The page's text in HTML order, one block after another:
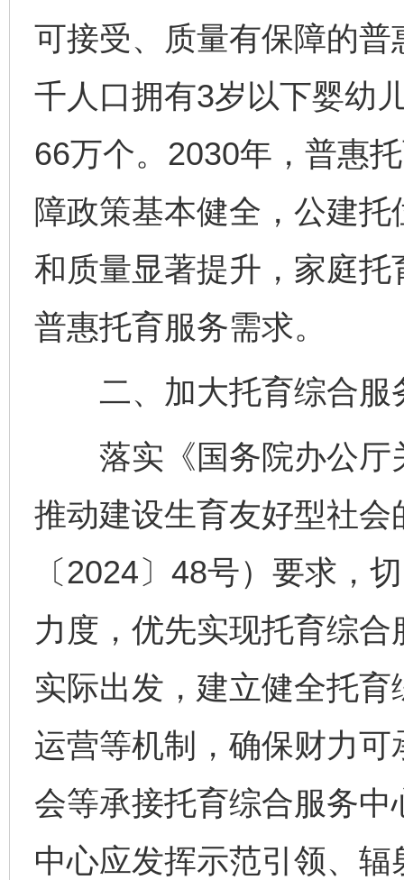
可接受、质量有保障的
千人口拥有3岁以下婴幼
66万个。2030年，普惠
障政策基本健全，公建
和质量显著提升，家庭
普惠托育服务需求。
二、加大托育综合服
落实《国务院办公厅
推动建设生育友好型社
〔2024〕48号）要求，
力度，优先实现托育综
实际出发，建立健全托
运营等机制，确保财力
会等承接托育综合服务
中心应发挥示范引领、